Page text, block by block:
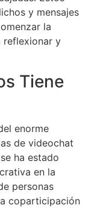
y mensajes
la
reflexionar y
Tiene
enorme
de videochat
ha estado
en la
personas
coparticipación